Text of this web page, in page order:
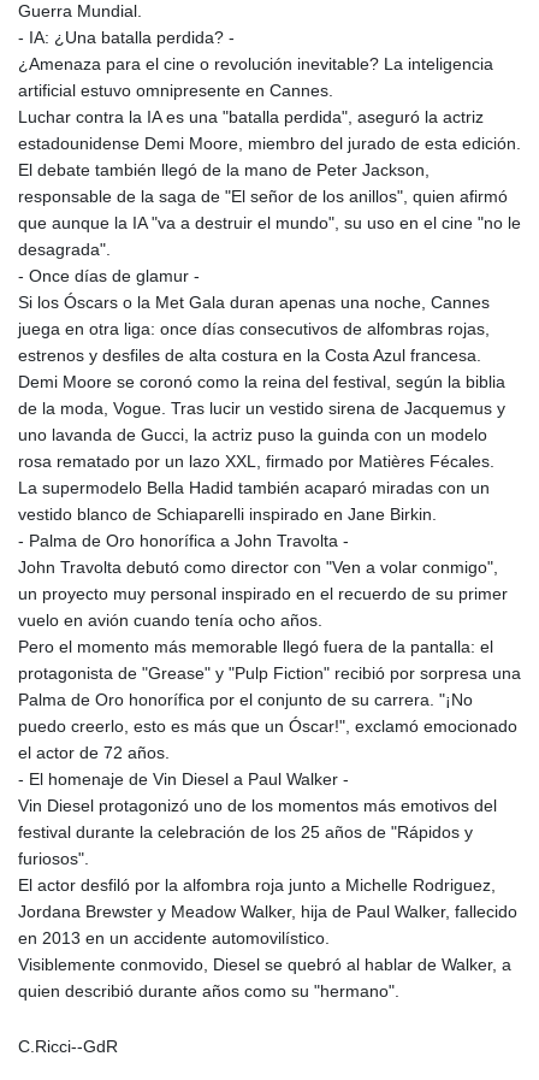
Guerra Mundial.
- IA: ¿Una batalla perdida? -
¿Amenaza para el cine o revolución inevitable? La inteligencia
artificial estuvo omnipresente en Cannes.
Luchar contra la IA es una "batalla perdida", aseguró la actriz
estadounidense Demi Moore, miembro del jurado de esta edición.
El debate también llegó de la mano de Peter Jackson,
responsable de la saga de "El señor de los anillos", quien afirmó
que aunque la IA "va a destruir el mundo", su uso en el cine "no le
desagrada".
- Once días de glamur -
Si los Óscars o la Met Gala duran apenas una noche, Cannes
juega en otra liga: once días consecutivos de alfombras rojas,
estrenos y desfiles de alta costura en la Costa Azul francesa.
Demi Moore se coronó como la reina del festival, según la biblia
de la moda, Vogue. Tras lucir un vestido sirena de Jacquemus y
uno lavanda de Gucci, la actriz puso la guinda con un modelo
rosa rematado por un lazo XXL, firmado por Matières Fécales.
La supermodelo Bella Hadid también acaparó miradas con un
vestido blanco de Schiaparelli inspirado en Jane Birkin.
- Palma de Oro honorífica a John Travolta -
John Travolta debutó como director con "Ven a volar conmigo",
un proyecto muy personal inspirado en el recuerdo de su primer
vuelo en avión cuando tenía ocho años.
Pero el momento más memorable llegó fuera de la pantalla: el
protagonista de "Grease" y "Pulp Fiction" recibió por sorpresa una
Palma de Oro honorífica por el conjunto de su carrera. "¡No
puedo creerlo, esto es más que un Óscar!", exclamó emocionado
el actor de 72 años.
- El homenaje de Vin Diesel a Paul Walker -
Vin Diesel protagonizó uno de los momentos más emotivos del
festival durante la celebración de los 25 años de "Rápidos y
furiosos".
El actor desfiló por la alfombra roja junto a Michelle Rodriguez,
Jordana Brewster y Meadow Walker, hija de Paul Walker, fallecido
en 2013 en un accidente automovilístico.
Visiblemente conmovido, Diesel se quebró al hablar de Walker, a
quien describió durante años como su "hermano".
C.Ricci--GdR